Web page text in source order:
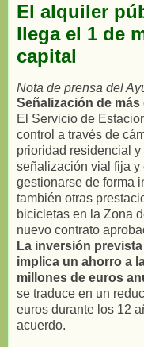
El alquiler
llega el 1 de
capital
Nota de prensa del
Señalización de
El Servicio de
control a través de
prioridad residencial
señalización vial fija y
gestionarse de forma
también otras
bicicletas en la Zona
nuevo contrato
La inversión
implica un ahorro a
millones de euros
se traduce en un
euros durante los 12
acuerdo.